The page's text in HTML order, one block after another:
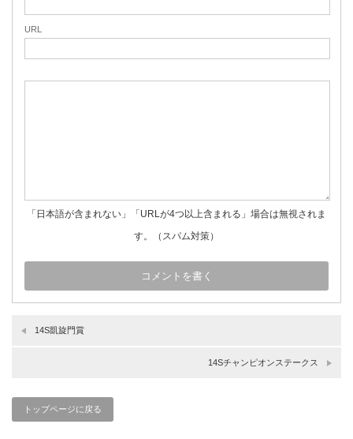
URL
「日本語が含まれない」「URLが4つ以上含まれる」場合は無視されま
す。（スパム対策）
14S凱旋門賞
14Sチャンピオンステークス
トップページに戻る